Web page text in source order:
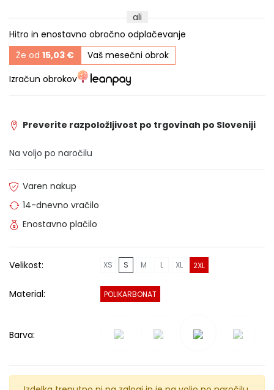
ali
Hitro in enostavno obročno odplačevanje
Že od 15,03 €
Vaš mesečni obrok
Izračun obrokov
Preverite razpoložljivost po trgovinah po Sloveniji
Na voljo po naročilu
Varen nakup
14-dnevno vračilo
Enostavno plačilo
Velikost: XS S M L XL 2XL
Material: POLIKARBONAT
Barva: